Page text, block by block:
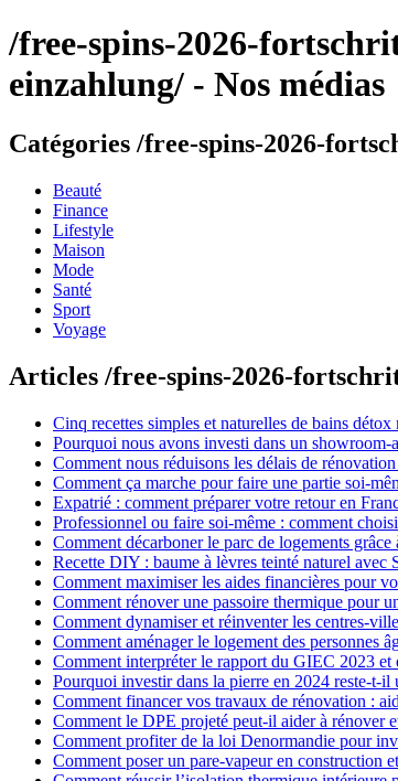
/free-spins-2026-
einzahlung/ - Nos médias
Catégories /free-spins-2026-
Beauté
Finance
Lifestyle
Maison
Mode
Santé
Sport
Voyage
Articles /free-spins-2026-
Cinq recettes simples et naturelles de bains détox
Pourquoi nous avons investi dans un showroom-
Comment nous réduisons les délais de
Comment ça marche pour faire une partie soi-
Expatrié : comment préparer votre retour en
Professionnel ou faire soi-même : comment
Comment décarboner le parc de logements
Recette DIY : baume à lèvres teinté naturel avec
Comment maximiser les aides financières pour
Comment rénover une passoire thermique pour
Comment dynamiser et réinventer les centres-
Comment aménager le logement des personnes
Comment interpréter le rapport du GIEC 2023 et
Pourquoi investir dans la pierre en 2024 reste-t-il
Comment financer vos travaux de rénovation :
Comment le DPE projeté peut-il aider à rénover
Comment profiter de la loi Denormandie pour
Comment poser un pare-vapeur en construction